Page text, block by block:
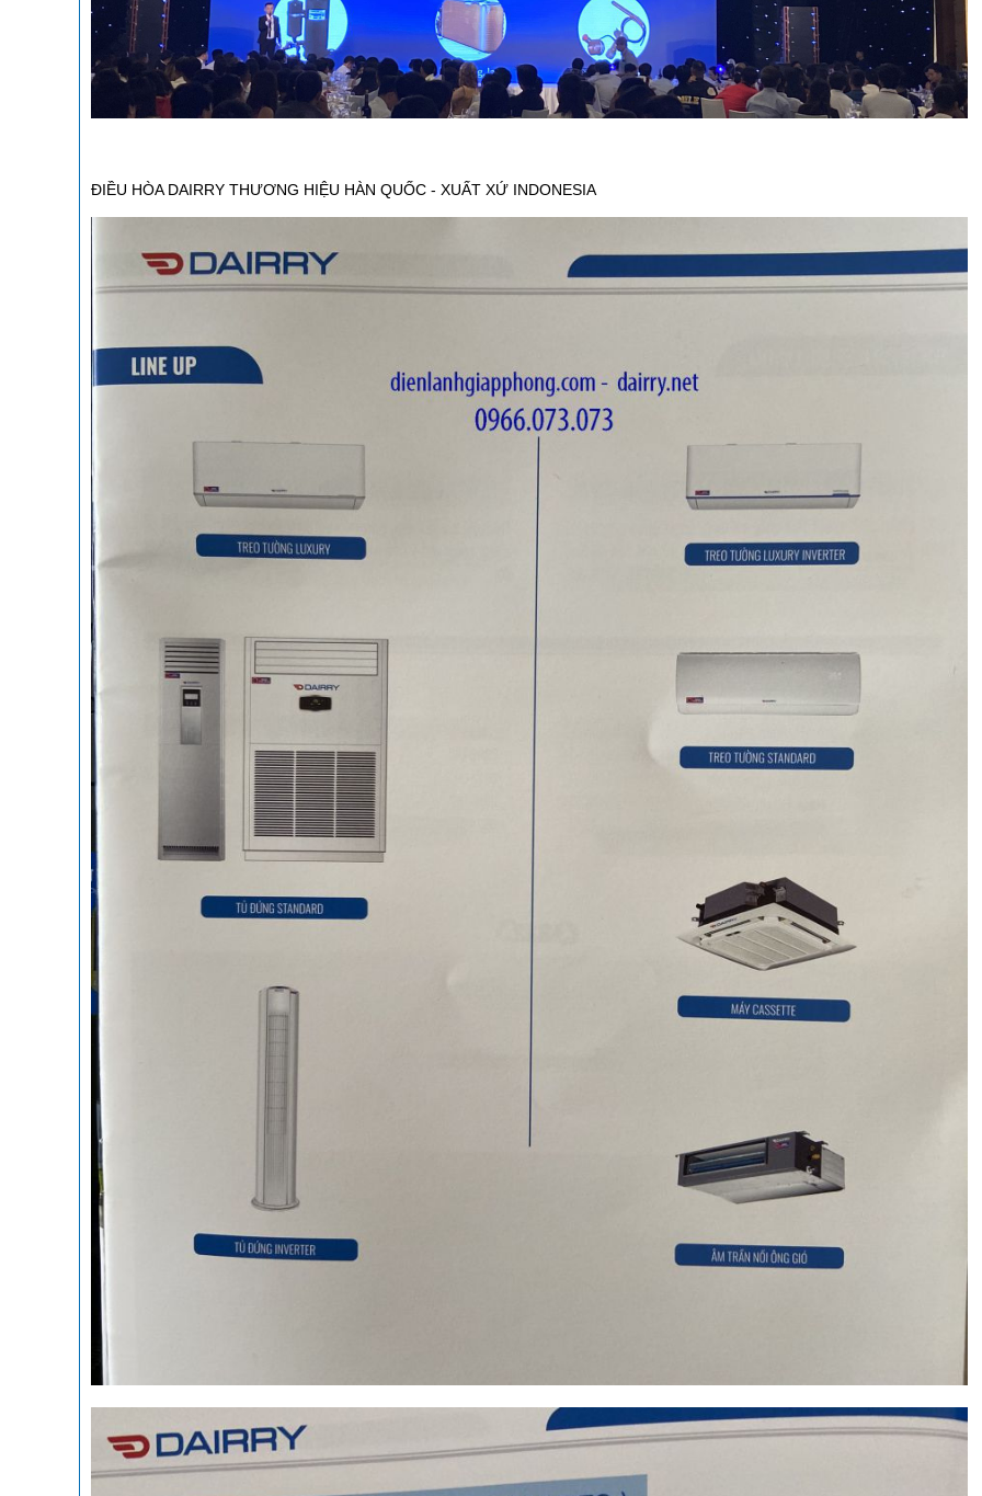
ĐIỀU HÒA DAIRRY THƯƠNG HIỆU HÀN QUỐC - XUẤT XỨ INDONESIA